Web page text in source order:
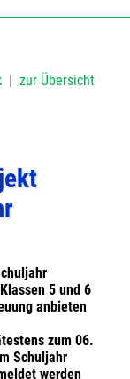
|zur Übersicht
5 und 6
anbieten
zum 06.
Schuljahr
werden